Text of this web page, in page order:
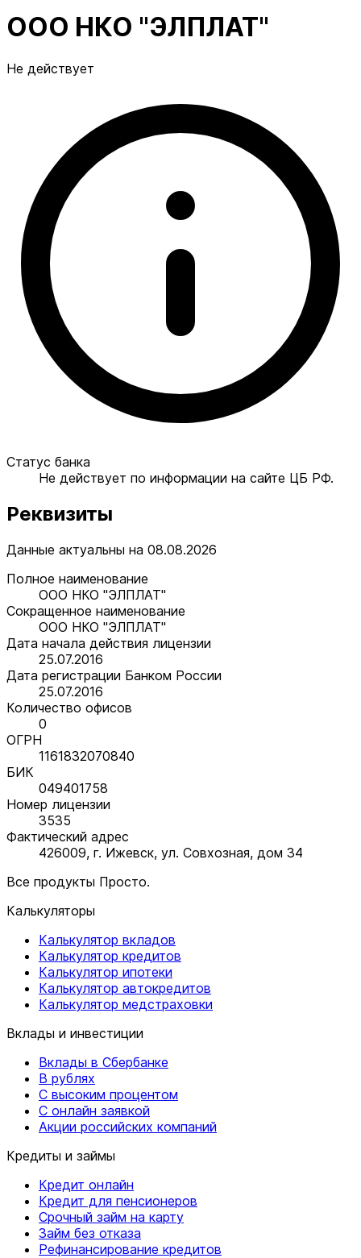
ООО НКО "ЭЛПЛАТ"
Не действует
Статус банка
Не действует по информации на сайте ЦБ РФ.
Реквизиты
Данные актуальны на 08.08.2026
Полное наименование
ООО НКО "ЭЛПЛАТ"
Сокращенное наименование
ООО НКО "ЭЛПЛАТ"
Дата начала действия лицензии
25.07.2016
Дата регистрации Банком России
25.07.2016
Количество офисов
0
ОГРН
1161832070840
БИК
049401758
Номер лицензии
3535
Фактический адрес
426009, г. Ижевск, ул. Совхозная, дом 34
Все продукты Просто.
Калькуляторы
Калькулятор вкладов
Калькулятор кредитов
Калькулятор ипотеки
Калькулятор автокредитов
Калькулятор медстраховки
Вклады и инвестиции
Вклады в Сбербанке
В рублях
С высоким процентом
С онлайн заявкой
Акции российских компаний
Кредиты и займы
Кредит онлайн
Кредит для пенсионеров
Срочный займ на карту
Займ без отказа
Рефинансирование кредитов